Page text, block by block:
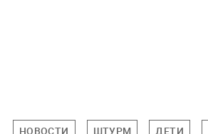
НОВОСТИ ШТУРМ ДЕТИ